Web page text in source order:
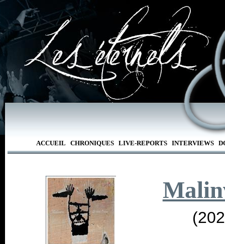
ACCUEIL CHRONIQUES LIVE-REPORTS INTERVIEWS